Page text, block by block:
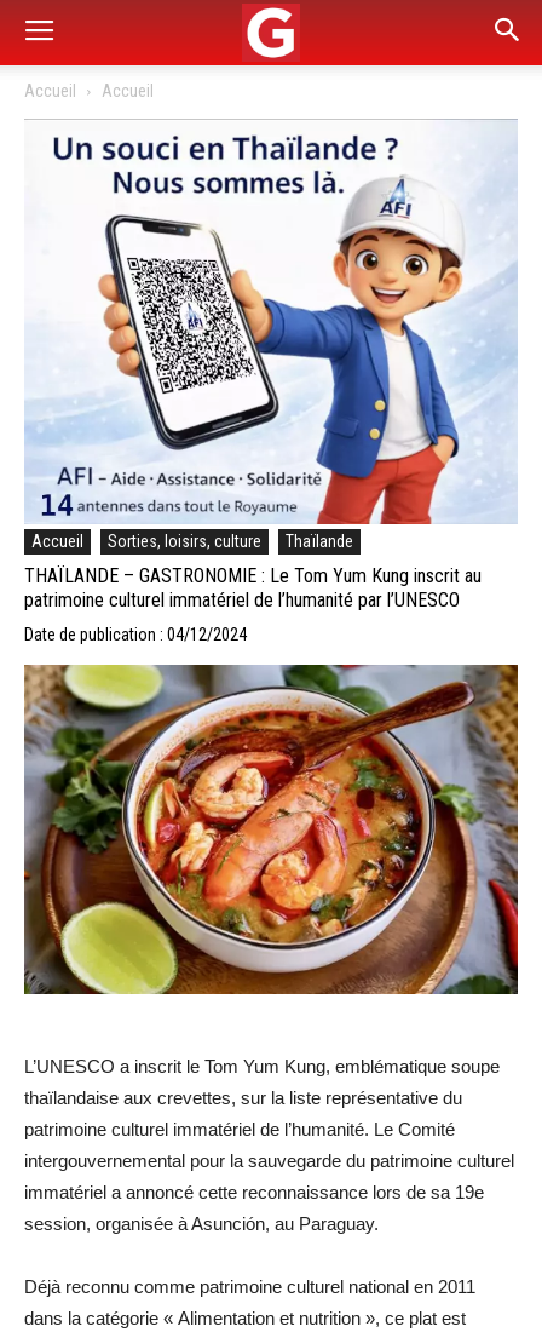
Accueil Accueil
Accueil Sorties, loisirs, culture Thaïlande
THAÏLANDE – GASTRONOMIE : Le Tom Yum Kung inscrit au
patrimoine culturel immatériel de l’humanité par l’UNESCO
Date de publication : 04/12/2024
L’UNESCO a inscrit le Tom Yum Kung, emblématique soupe
thaïlandaise aux crevettes, sur la liste représentative du
patrimoine culturel immatériel de l’humanité. Le Comité
intergouvernemental pour la sauvegarde du patrimoine culturel
immatériel a annoncé cette reconnaissance lors de sa 19e
session, organisée à Asunción, au Paraguay.
Déjà reconnu comme patrimoine culturel national en 2011
dans la catégorie « Alimentation et nutrition », ce plat est